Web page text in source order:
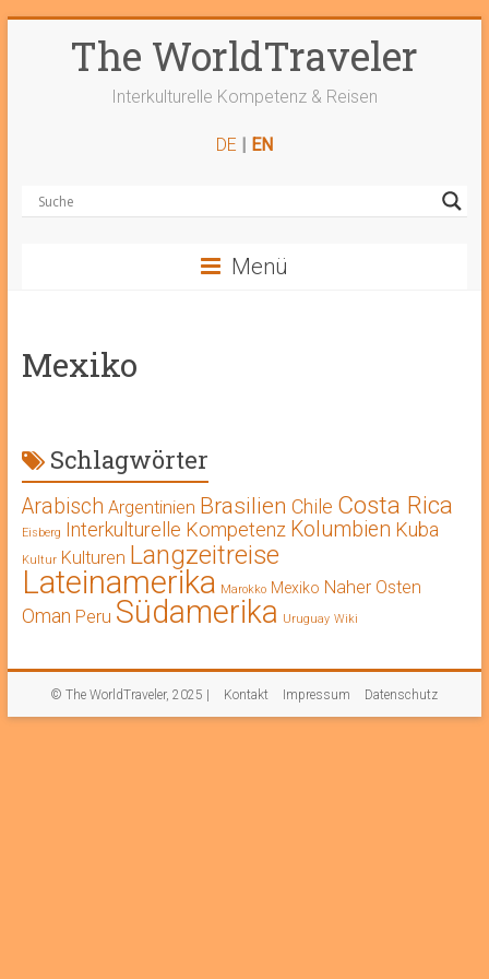
The WorldTraveler
Interkulturelle Kompetenz & Reisen
DE | EN
Menü
Mexiko
Schlagwörter
Arabisch Argentinien Brasilien Chile Costa Rica
Eisberg Interkulturelle Kompetenz Kolumbien Kuba
Kultur Kulturen Langzeitreise
Lateinamerika Marokko Mexiko Naher Osten
Oman Peru Südamerika Uruguay Wiki
© The WorldTraveler, 2025 | Kontakt Impressum Datenschutz